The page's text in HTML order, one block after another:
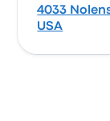
4033
USA